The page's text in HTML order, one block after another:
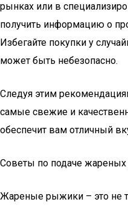
рынках или в
получить информацию о
Избегайте покупки у
может быть небезопасно.
Следуя этим
самые свежие и
обеспечит вам отличный
Советы по подаче
Жареные рыжики – это не